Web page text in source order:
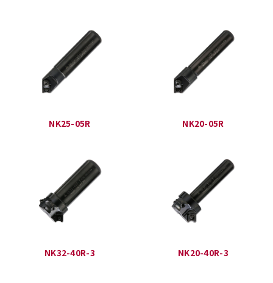
NK25-05R NK20-05R
NK32-40R-3 NK20-40R-3